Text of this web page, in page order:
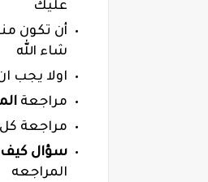
عليك
أن تكون
شاء الله
اولا يجب
مراجعة
مراجعة كل
سؤال كيف
المراجعه